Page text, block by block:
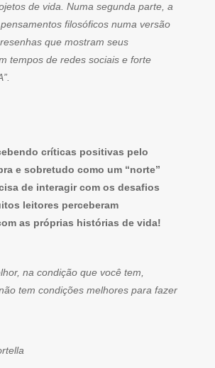
de vida. Numa segunda parte, a
filosóficos numa versão
que mostram seus
tempos de redes sociais e forte
críticas positivas pelo
e sobretudo como um “norte”
de interagir com os desafios
leitores perceberam
as próprias histórias de vida!
na condição que você tem,
tem condições melhores para fazer